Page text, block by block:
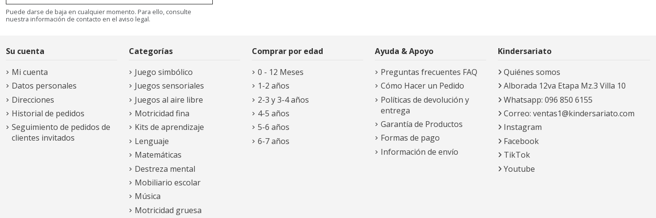
Puede darse de baja en cualquier momento. Para ello, consulte
nuestra información de contacto en el aviso legal.
Su cuenta
Mi cuenta
Datos personales
Direcciones
Historial de pedidos
Seguimiento de pedidos de
clientes invitados
Categorías
Juego simbólico
Juegos sensoriales
Juegos al aire libre
Motricidad fina
Kits de aprendizaje
Lenguaje
Matemáticas
Destreza mental
Mobiliario escolar
Música
Motricidad gruesa
Comprar por edad
0 - 12 Meses
1-2 años
2-3 y 3-4 años
4-5 años
5-6 años
6-7 años
Ayuda & Apoyo
Preguntas frecuentes FAQ
Cómo Hacer un Pedido
Políticas de devolución y
entrega
Garantía de Productos
Formas de pago
Información de envío
Kindersariato
Quiénes somos
Alborada 12va Etapa Mz.3 Villa 10
Whatsapp: 096 850 6155
Correo: ventas1@kindersariato.com
Instagram
Facebook
TikTok
Youtube